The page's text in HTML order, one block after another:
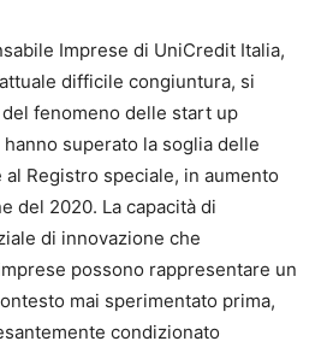
Imprese di UniCredit Italia,
difficile congiuntura, si
fenomeno delle start up
superato la soglia delle
Registro speciale, in aumento
del 2020. La capacità di
di innovazione che
possono rappresentare un
mai sperimentato prima,
condizionato